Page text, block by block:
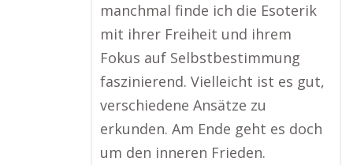
manchmal finde ich die Esoterik
mit ihrer Freiheit und ihrem
Fokus auf Selbstbestimmung
faszinierend. Vielleicht ist es gut,
verschiedene Ansätze zu
erkunden. Am Ende geht es doch
um den inneren Frieden.